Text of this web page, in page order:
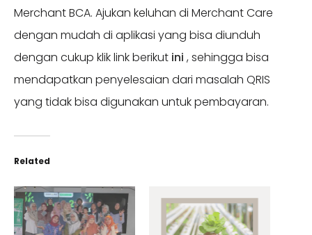
Merchant BCA. Ajukan keluhan di Merchant Care
dengan mudah di aplikasi yang bisa diunduh
dengan cukup klik link berikut ini , sehingga bisa
mendapatkan penyelesaian dari masalah QRIS
yang tidak bisa digunakan untuk pembayaran.
Related